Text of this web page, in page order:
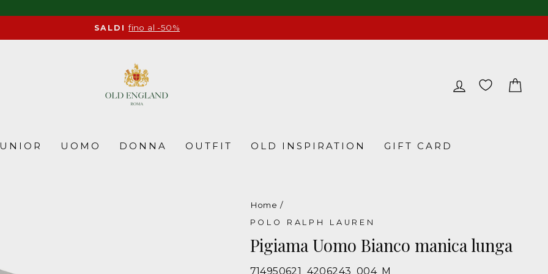
Pause
SALDI fino al -50%
LOG IN
UOMO DONNA OUTFIT OLD INSPIRATION GIFT CARD
Home /
POLO RALPH LAUREN
Pigiama Uomo Bianco manica lunga
714950621_4206243_004_M